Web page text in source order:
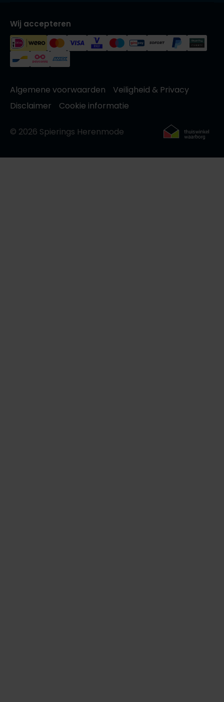
Wij accepteren
Algemene voorwaarden
Veiligheid & Privacy
Disclaimer
Cookie informatie
© 2026 Spierings Herenmode